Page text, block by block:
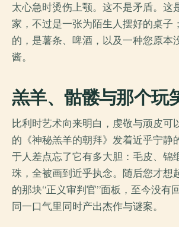
太心急时烫伤上颚。这不是矛盾。这
家，不过是一张为陌生人摆好的桌子
的，是薯条、啤酒，以及一种您原本
酱。
羔羊、骷髅与那个玩
比利时艺术向来明白，虔敬与顽皮可
的《神秘羔羊的朝拜》发着近乎宁静
于人差点忘了它有多大胆：毛皮、锦
珠，全被画到近乎执念。随后您才想
的那块“正义审判官”面板，至今没有
同一口气里同时产出杰作与谜案。